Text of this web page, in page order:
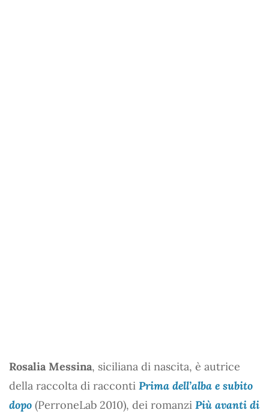
Rosalia Messina, siciliana di nascita, è autrice
della raccolta di racconti Prima dell’alba e subito
dopo (PerroneLab 2010), dei romanzi Più avanti di